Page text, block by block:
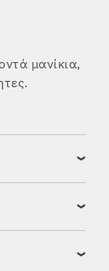
μανίκια,